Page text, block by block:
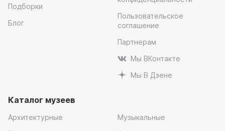
Подборки
Блог
Пользовательское
соглашение
Партнерам
Мы ВКонтакте
Мы В Дзене
Каталог музеев
Архитектурные
Музыкальные